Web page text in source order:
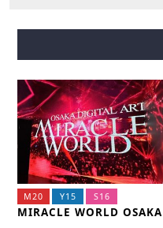
M20 Y15 S16
MIRACLE WORLD OSAKA